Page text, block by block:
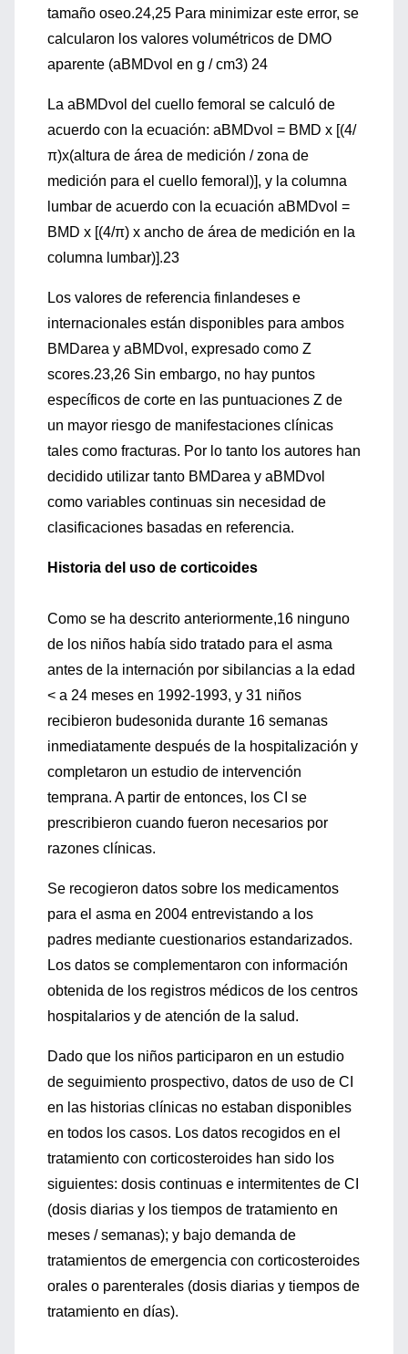
tamaño oseo.24,25 Para minimizar este error, se
calcularon los valores volumétricos de DMO
aparente (aBMDvol en g / cm3) 24
La aBMDvol del cuello femoral se calculó de
acuerdo con la ecuación: aBMDvol = BMD x [(4/
π)x(altura de área de medición / zona de
medición para el cuello femoral)], y la columna
lumbar de acuerdo con la ecuación aBMDvol =
BMD x [(4/π) x ancho de área de medición en la
columna lumbar)].23
Los valores de referencia finlandeses e
internacionales están disponibles para ambos
BMDarea y aBMDvol, expresado como Z
scores.23,26 Sin embargo, no hay puntos
específicos de corte en las puntuaciones Z de
un mayor riesgo de manifestaciones clínicas
tales como fracturas. Por lo tanto los autores han
decidido utilizar tanto BMDarea y aBMDvol
como variables continuas sin necesidad de
clasificaciones basadas en referencia.
Historia del uso de corticoides
Como se ha descrito anteriormente,16 ninguno
de los niños había sido tratado para el asma
antes de la internación por sibilancias a la edad
< a 24 meses en 1992-1993, y 31 niños
recibieron budesonida durante 16 semanas
inmediatamente después de la hospitalización y
completaron un estudio de intervención
temprana. A partir de entonces, los CI se
prescribieron cuando fueron necesarios por
razones clínicas.
Se recogieron datos sobre los medicamentos
para el asma en 2004 entrevistando a los
padres mediante cuestionarios estandarizados.
Los datos se complementaron con información
obtenida de los registros médicos de los centros
hospitalarios y de atención de la salud.
Dado que los niños participaron en un estudio
de seguimiento prospectivo, datos de uso de CI
en las historias clínicas no estaban disponibles
en todos los casos. Los datos recogidos en el
tratamiento con corticosteroides han sido los
siguientes: dosis continuas e intermitentes de CI
(dosis diarias y los tiempos de tratamiento en
meses / semanas); y bajo demanda de
tratamientos de emergencia con corticosteroides
orales o parenterales (dosis diarias y tiempos de
tratamiento en días).